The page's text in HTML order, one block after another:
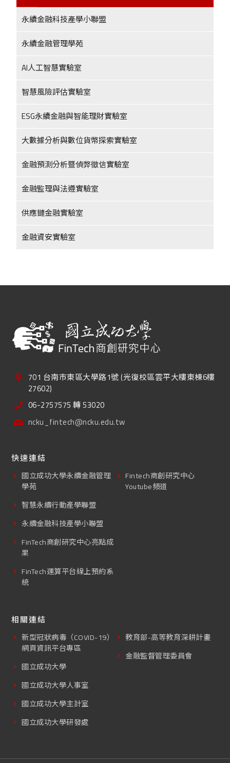
永續金融科技產學小聯盟
永續金融管理學苑
AI人工智慧實驗室
智慧風險評估實驗室
ESG永續金融與智能理財實驗室
大數據分析與數位貨幣探索實驗室
金融預測分析暨偵弊徵信實驗室
金融監理與法遵實驗室
供應鏈金融實驗室
金融資安實驗室
701 台南市東區大學路1號 (光復校區雲平大樓東棟6樓
27602)
06-2757575 轉 53020
ncku_fintech@ncku.edu.tw
快速連結
國立成功大學永續金融管理
學苑
智慧永續行動產學聯盟
永續金融科技產學小聯盟
FinTech商創研究中心亮點成
果
FinTech運算平台線上預約系
統
Fintech商創研究中心
Youtube頻道
相關連結
新型冠狀病毒（COVID-19）
網頁資訊平台專區
國立成功大學
國立成功大學人事室
國立成功大學主計室
國立成功大學研發處
教育部-高等教育深耕計畫
金融監督管理委員會